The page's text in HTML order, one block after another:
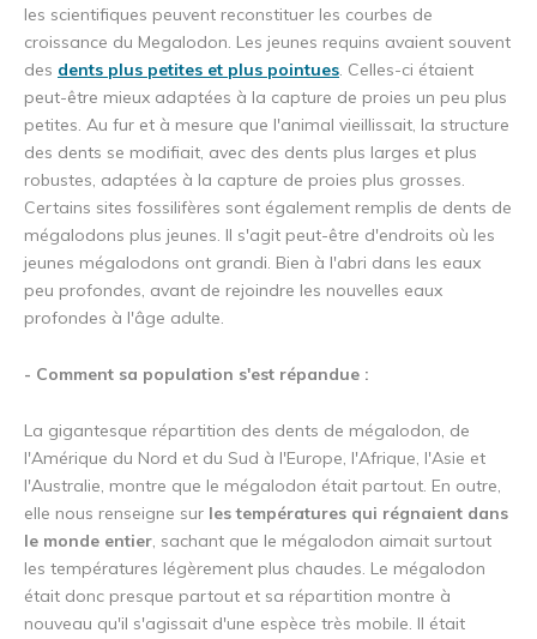
les scientifiques peuvent reconstituer les courbes de
croissance du Megalodon. Les jeunes requins avaient souvent
des dents plus petites et plus pointues. Celles-ci étaient
peut-être mieux adaptées à la capture de proies un peu plus
petites. Au fur et à mesure que l'animal vieillissait, la structure
des dents se modifiait, avec des dents plus larges et plus
robustes, adaptées à la capture de proies plus grosses.
Certains sites fossilifères sont également remplis de dents de
mégalodons plus jeunes. Il s'agit peut-être d'endroits où les
jeunes mégalodons ont grandi. Bien à l'abri dans les eaux
peu profondes, avant de rejoindre les nouvelles eaux
profondes à l'âge adulte.
- Comment sa population s'est répandue :
La gigantesque répartition des dents de mégalodon, de
l'Amérique du Nord et du Sud à l'Europe, l'Afrique, l'Asie et
l'Australie, montre que le mégalodon était partout. En outre,
elle nous renseigne sur les températures qui régnaient dans
le monde entier, sachant que le mégalodon aimait surtout
les températures légèrement plus chaudes. Le mégalodon
était donc presque partout et sa répartition montre à
nouveau qu'il s'agissait d'une espèce très mobile. Il était